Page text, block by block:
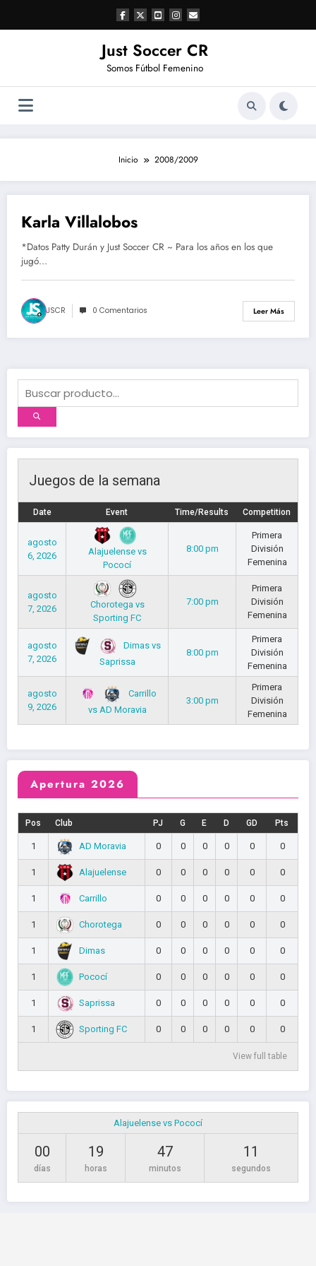
contenido
Just Soccer CR
Somos Fútbol Femenino
Inicio 2008/2009
marzo 22, 2020
Karla Villalobos
*Datos Patty Durán y Just Soccer CR ~ Para los años en los que
jugó…
JSCR 0 Comentarios Leer Más
Juegos de la semana
Date Event Time/Results Competition
agosto
6, 2026
Alajuelense vs
Pococí
8:00 pm
Primera
División
Femenina
agosto
7, 2026
Chorotega vs
Sporting FC
7:00 pm
Primera
División
Femenina
agosto
7, 2026
Dimas vs
Saprissa
8:00 pm
Primera
División
Femenina
agosto
9, 2026
Carrillo
vs AD Moravia
3:00 pm
Primera
División
Femenina
Apertura 2026
Pos Club PJ G E D GD Pts
1 AD Moravia 0 0 0 0 0 0
1 Alajuelense 0 0 0 0 0 0
1 Carrillo 0 0 0 0 0 0
1 Chorotega 0 0 0 0 0 0
1 Dimas 0 0 0 0 0 0
1 Pococí 0 0 0 0 0 0
1 Saprissa 0 0 0 0 0 0
1 Sporting FC 0 0 0 0 0 0
View full table
Alajuelense vs Pococí
00
días
19
horas
47
minutos
11
segundos